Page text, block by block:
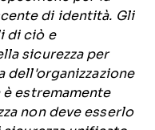
di identità. Gli
di ciò e
sicurezza per
dell'organizzazione
estremamente
non deve esserlo